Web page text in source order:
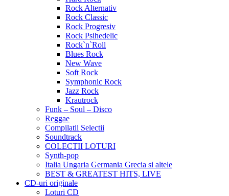
Rock Alternativ
Rock Classic
Rock Progresiv
Rock Psihedelic
Rock`n`Roll
Blues Rock
New Wave
Soft Rock
Symphonic Rock
Jazz Rock
Krautrock
Funk – Soul – Disco
Reggae
Compilatii Selectii
Soundtrack
COLECTII LOTURI
Synth-pop
Italia Ungaria Germania Grecia si altele
BEST & GREATEST HITS, LIVE
CD-uri originale
Loturi CD